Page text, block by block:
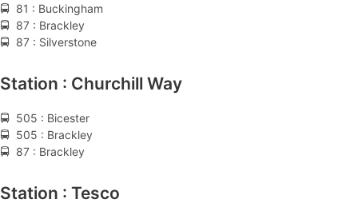
🚍 81 : Buckingham
🚍 87 : Brackley
🚍 87 : Silverstone
Station : Churchill Way
🚍 505 : Bicester
🚍 505 : Brackley
🚍 87 : Brackley
Station : Tesco